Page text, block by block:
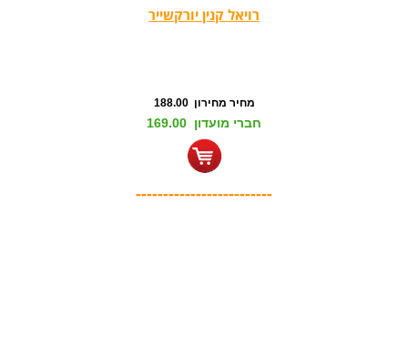
רויאל קנין יורקשייר
מחיר מחירון 188.00
חברי מועדון 169.00
-------------------------